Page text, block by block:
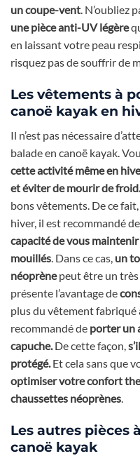
un coupe-vent. N’oubliez
une pièce anti-UV légère
en laissant votre peau
risquez pas de souffrir de
Les vêtements à
canoë kayak en
Il n’est pas nécessaire
balade en canoë kayak.
cette activité même en
et éviter de mourir de froid.
bons vêtements. De ce
hiver, il est recommandé
capacité de vous
mouillés. Dans ce cas, un
néoprènepeut être un très
présente l’avantage de
plus du vêtement fabriqué
recommandé de porter un
capuche.De cette façon,
protégé.Et cela sans que
optimiser votre confort
chaussettes néoprènes.
Les autres pièces
canoë kayak